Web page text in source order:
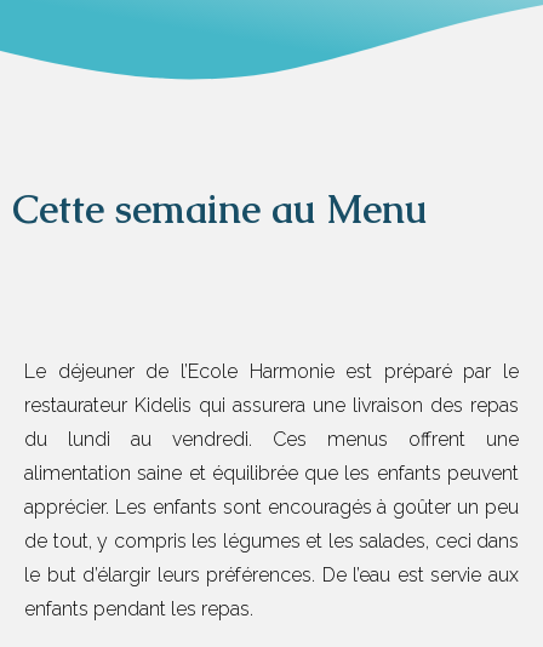
Cette semaine au Menu
Le déjeuner de l’Ecole Harmonie est préparé par le
restaurateur Kidelis qui assurera une livraison des repas
du lundi au vendredi. Ces menus offrent une
alimentation saine et équilibrée que les enfants peuvent
apprécier. Les enfants sont encouragés à goûter un peu
de tout, y compris les légumes et les salades, ceci dans
le but d’élargir leurs préférences. De l’eau est servie aux
enfants pendant les repas.